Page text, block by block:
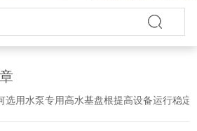
选用水泵专用高水基盘根提高设备运行稳定性？